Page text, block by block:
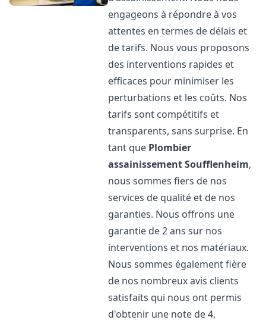
engageons à répondre à vos
attentes en termes de délais et
de tarifs. Nous vous proposons
des interventions rapides et
efficaces pour minimiser les
perturbations et les coûts. Nos
tarifs sont compétitifs et
transparents, sans surprise. En
tant que Plombier
assainissementSoufflenheim,
nous sommes fiers de nos
services de qualité et de nos
garanties. Nous offrons une
garantie de 2 ans sur nos
interventions et nos matériaux.
Nous sommes également fière
de nos nombreux avis clients
satisfaits qui nous ont permis
d'obtenir une note de 4,